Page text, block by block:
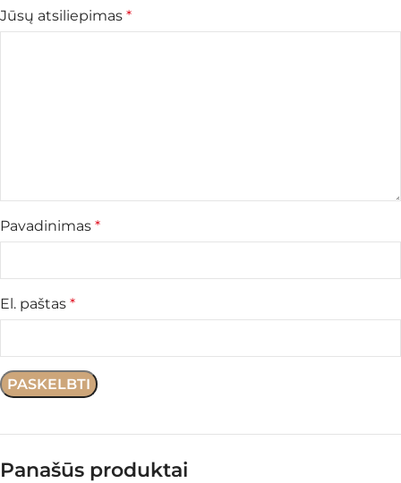
Jūsų atsiliepimas *
Pavadinimas *
El. paštas *
Panašūs produktai